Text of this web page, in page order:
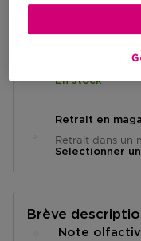
Livraison à
En stock-
Retrait en
Retrait dans un
Selectionner
Brève
Note